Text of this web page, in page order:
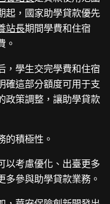
起，國家助學貸款優先
站長期間學費和住宿
。
，學生交完學費和住宿
確這部分額度可用于支
政策調整，讓助學貸款
積極性。
以考慮優化、出臺更多
多參與助學貸款業務。